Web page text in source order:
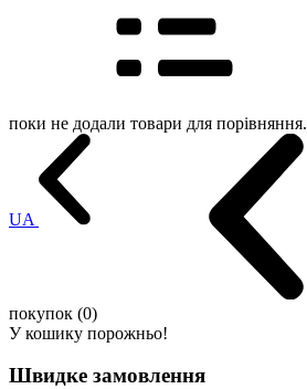
поки не додали товари для порівняння.
UA
покупок (0)
У кошику порожньо!
Швидке замовлення